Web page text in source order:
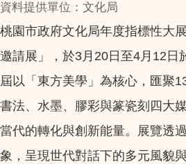
資料提供單位：文化局
桃園市政府文化局年度指標性大
邀請展」，於3月20日至4月12日
屆以「東方美學」為核心，匯聚
書法、水墨、膠彩與篆瓷刻四大
當代的轉化與創新能量。展覽透
象，呈現世代對話下的多元風貌